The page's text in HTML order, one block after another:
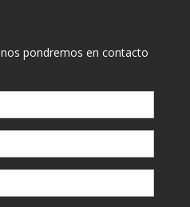
pondremos en contacto